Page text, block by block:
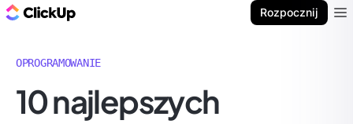
Rozpocznij
OPROGRAMOWANIE
10 najlepszych